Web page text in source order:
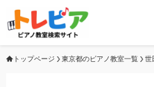
トップページ 東京都のピアノ教室一覧 世